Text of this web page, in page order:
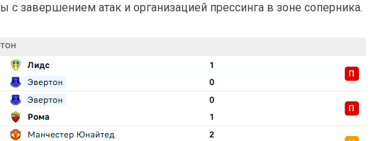
с завершением атак и организацией прессинга в зоне соперника.